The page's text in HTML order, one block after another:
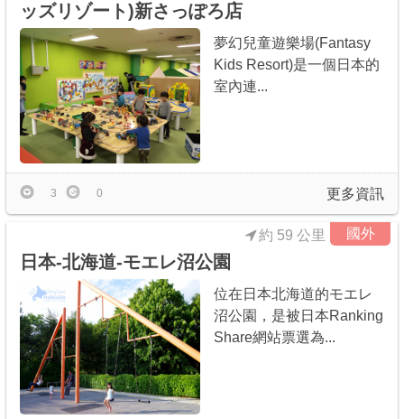
ッズリゾート)新さっぽろ店
夢幻兒童遊樂場(Fantasy
Kids Resort)是一個日本的
室內連...
更多資訊
3 0
國外
約 59 公里
日本-北海道-モエレ沼公園
位在日本北海道的モエレ
沼公園，是被日本Ranking
Share網站票選為...